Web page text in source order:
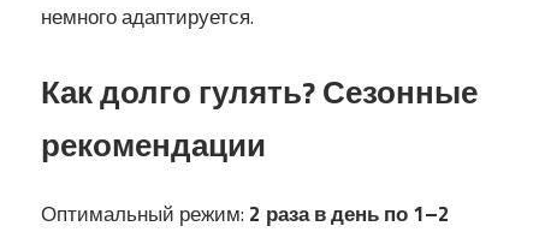
немного адаптируется.
Как долго гулять? Сезонные
рекомендации
Оптимальный режим: 2 раза в день по 1–2